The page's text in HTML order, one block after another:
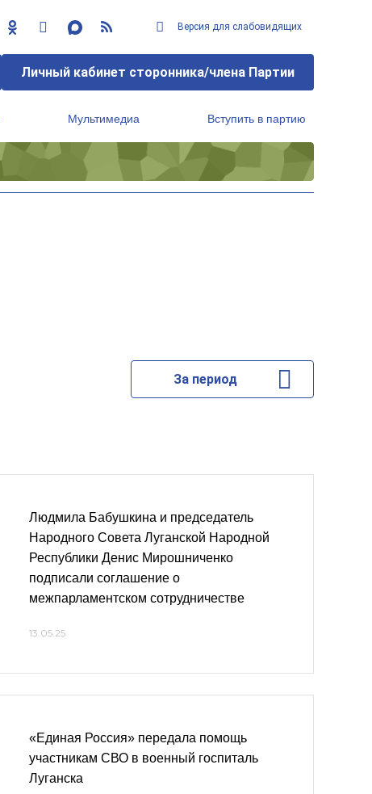
Версия для слабовидящих
Личный кабинет сторонника/члена Партии
Мультимедиа Вступить в партию
За период
Людмила Бабушкина и председатель
Народного Совета Луганской Народной
Республики Денис Мирошниченко
подписали соглашение о
межпарламентском сотрудничестве
13.05.25
«Единая Россия» передала помощь
участникам СВО в военный госпиталь
Луганска